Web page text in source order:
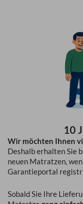
10
Wir möchten Ihnen
Deshalb erhalten Sie
neuen Matratzen,
Garantieportal
Sobald Sie Ihre